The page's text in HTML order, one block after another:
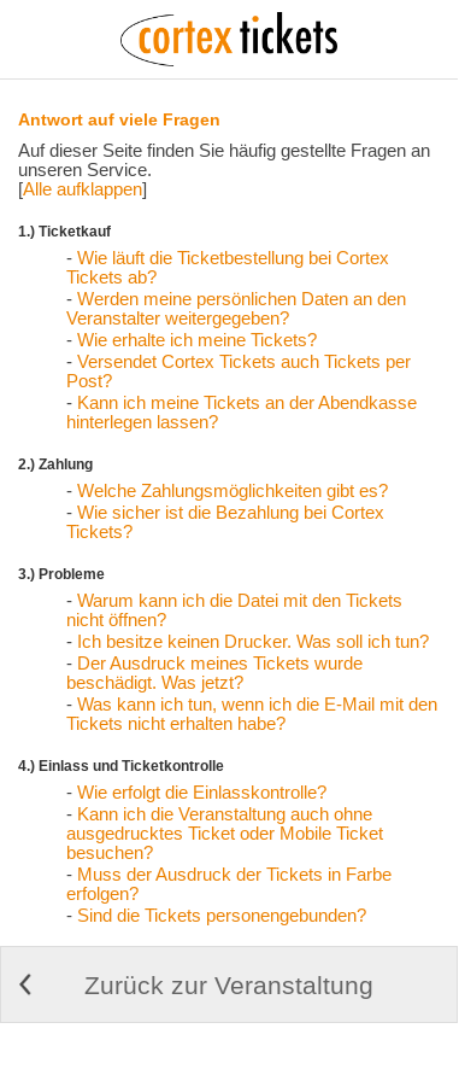
Antwort auf viele Fragen
Auf dieser Seite finden Sie häufig gestellte Fragen an
unseren Service.
[Alle aufklappen]
1.) Ticketkauf
- Wie läuft die Ticketbestellung bei Cortex
Tickets ab?
- Werden meine persönlichen Daten an den
Veranstalter weitergegeben?
- Wie erhalte ich meine Tickets?
- Versendet Cortex Tickets auch Tickets per
Post?
- Kann ich meine Tickets an der Abendkasse
hinterlegen lassen?
2.) Zahlung
- Welche Zahlungsmöglichkeiten gibt es?
- Wie sicher ist die Bezahlung bei Cortex
Tickets?
3.) Probleme
- Warum kann ich die Datei mit den Tickets
nicht öffnen?
- Ich besitze keinen Drucker. Was soll ich tun?
- Der Ausdruck meines Tickets wurde
beschädigt. Was jetzt?
- Was kann ich tun, wenn ich die E-Mail mit den
Tickets nicht erhalten habe?
4.) Einlass und Ticketkontrolle
- Wie erfolgt die Einlasskontrolle?
- Kann ich die Veranstaltung auch ohne
ausgedrucktes Ticket oder Mobile Ticket
besuchen?
- Muss der Ausdruck der Tickets in Farbe
erfolgen?
- Sind die Tickets personengebunden?
Zurück zur Veranstaltung